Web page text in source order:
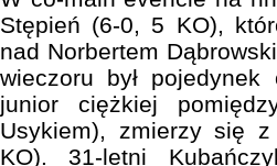
Stępień (6-0, 5 KO),
nad Norbertem
wieczoru był
junior ciężkiej
Usykiem), zmierzy się
KO). 31-letni